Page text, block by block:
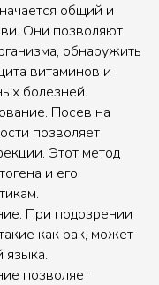
общий и
Они позволяют
обнаружить
витаминов и
болезней.
Посев на
позволяет
Этот метод
и его
При подозрении
как рак, может
языка.
позволяет